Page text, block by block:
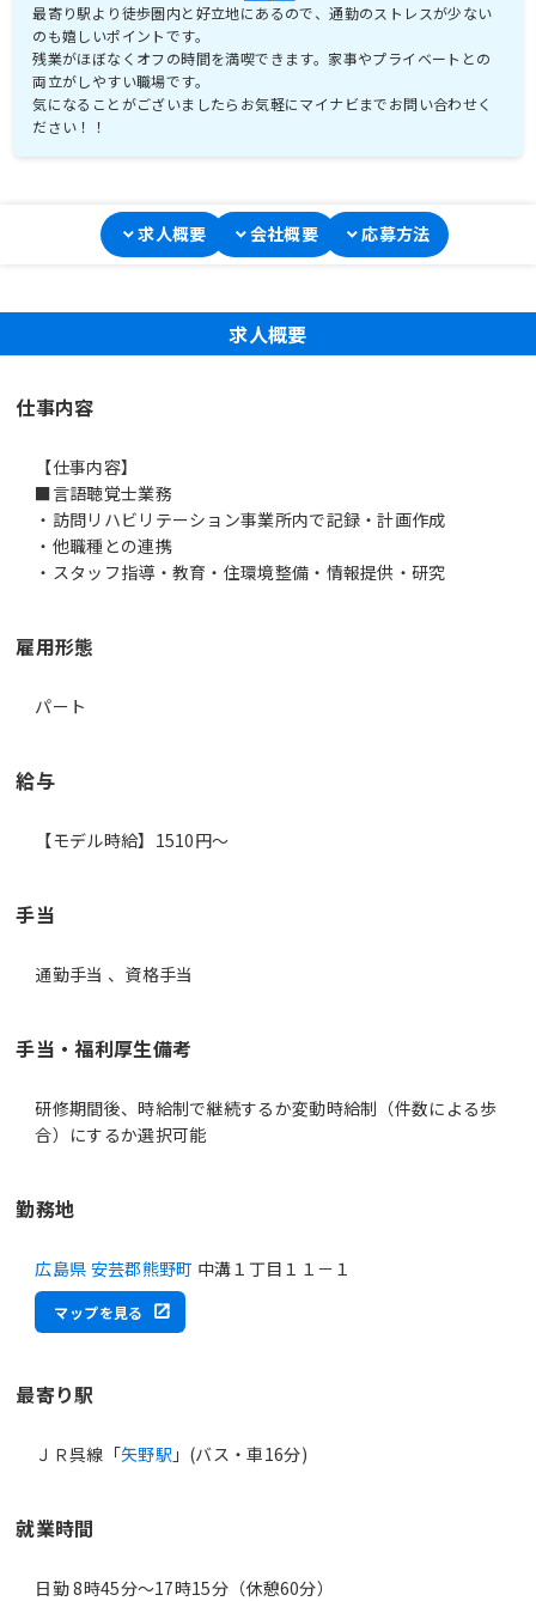
最寄り駅より徒歩圏内と好立地にあるので、通勤のストレスが少ない
のも嬉しいポイントです。
残業がほぼなくオフの時間を満喫できます。家事やプライベートとの
両立がしやすい職場です。
気になることがございましたらお気軽にマイナビまでお問い合わせく
ださい！！
求人概要 会社概要 応募方法
求人概要
仕事内容
【仕事内容】
■言語聴覚士業務
・訪問リハビリテーション事業所内で記録・計画作成
・他職種との連携
・スタッフ指導・教育・住環境整備・情報提供・研究
雇用形態
パート
給与
【モデル時給】1510円〜
手当
通勤手当 、資格手当
手当・福利厚生備考
研修期間後、時給制で継続するか変動時給制（件数による歩
合）にするか選択可能
勤務地
広島県 安芸郡熊野町 中溝１丁目１１－１
マップを見る
最寄り駅
ＪＲ呉線「矢野駅 」(バス・車16分)
就業時間
日勤 8時45分〜17時15分（休憩60分）